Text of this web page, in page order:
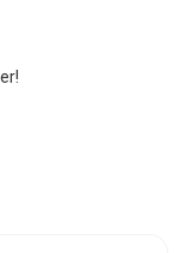
spor fra